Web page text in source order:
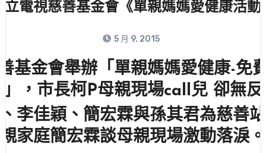
立電視慈善基金會《單親媽媽愛健康活動
5 月 9, 2015
基金會舉辦「單親媽媽愛健康-免
， 市長柯P母親現場call兒 卻無反
李佳穎、簡宏霖與孫其君為慈善
親家庭簡宏霖談母親現場激動落淚。